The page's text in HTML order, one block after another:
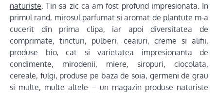
naturiste . Tin sa zic ca am fost profund impresionata. In
primul rand, mirosul parfumat si aromat de plantute m-a
cucerit din prima clipa, iar apoi diversitatea de
comprimate, tincturi, pulberi, ceaiuri, creme si alifii,
produse bio, cat si varietatea impresionanta de
condimente, mirodenii, miere, siropuri, ciocolata,
cereale, fulgi, produse pe baza de soia, germeni de grau
si multe, multe altele – un magazin produse naturiste